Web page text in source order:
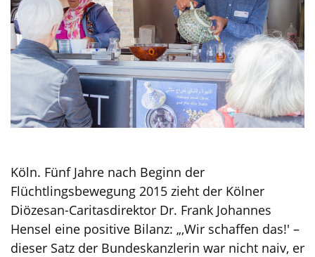
Köln. Fünf Jahre nach Beginn der
Flüchtlingsbewegung 2015 zieht der Kölner
Diözesan-Caritasdirektor Dr. Frank Johannes
Hensel eine positive Bilanz: „,Wir schaffen das!' –
dieser Satz der Bundeskanzlerin war nicht naiv, er